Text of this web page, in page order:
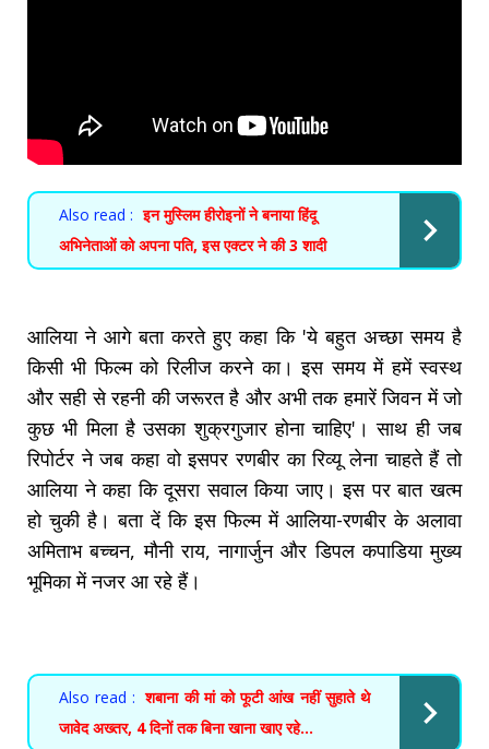
Also read : इन मुस्लिम हीरोइनों ने बनाया हिंदू
अभिनेताओं को अपना पति, इस एक्टर ने की 3 शादी
आलिया ने आगे बता करते हुए कहा कि 'ये बहुत अच्छा समय है
किसी भी फिल्म को रिलीज करने का। इस समय में हमें स्वस्थ
और सही से रहनी की जरूरत है और अभी तक हमारें जिवन में जो
कुछ भी मिला है उसका शुक्रगुजार होना चाहिए'। साथ ही जब
रिपोर्टर ने जब कहा वो इसपर रणबीर का रिव्यू लेना चाहते हैं तो
आलिया ने कहा कि दूसरा सवाल किया जाए। इस पर बात खत्म
हो चुकी है। बता दें कि इस फिल्म में आलिया-रणबीर के अलावा
अमिताभ बच्चन, मौनी राय, नागार्जुन और डिपल कपाडिया मुख्य
भूमिका में नजर आ रहे हैं।
Also read : शबाना की मां को फूटी आंख नहीं सुहाते थे
जावेद अख्तर, 4 दिनों तक बिना खाना खाए रहे...